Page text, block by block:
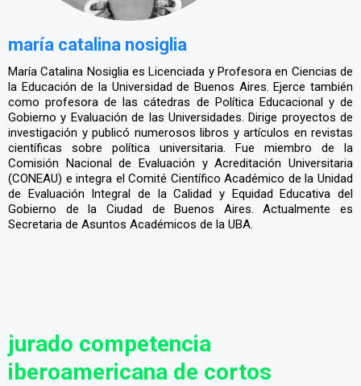
maría catalina nosiglia
María Catalina Nosiglia es Licenciada y Profesora en Ciencias de
la Educación de la Universidad de Buenos Aires. Ejerce también
como profesora de las cátedras de Política Educacional y de
Gobierno y Evaluación de las Universidades. Dirige proyectos de
investigación y publicó numerosos libros y artículos en revistas
científicas sobre política universitaria. Fue miembro de la
Comisión Nacional de Evaluación y Acreditación Universitaria
(CONEAU) e integra el Comité Científico Académico de la Unidad
de Evaluación Integral de la Calidad y Equidad Educativa del
Gobierno de la Ciudad de Buenos Aires. Actualmente es
Secretaria de Asuntos Académicos de la UBA.
jurado competencia
iberoamericana de cortos